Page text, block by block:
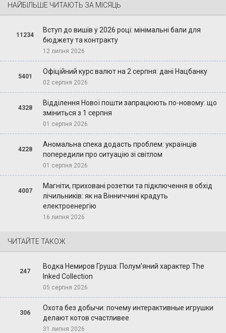
НАЙБІЛЬШЕ ЧИТАЮТЬ ЗА МІСЯЦЬ
11234
Вступ до вишів у 2026 році: мінімальні бали для
бюджету та контракту
12 липня 2026
5401
Офіційний курс валют на 2 серпня: дані Нацбанку
02 серпня 2026
4328
Відділення Нової пошти запрацюють по-новому: що
зміниться з 1 серпня
01 серпня 2026
4228
Аномальна спека додасть проблем: українців
попередили про ситуацію зі світлом
01 серпня 2026
4007
Магніти, приховані розетки та підключення в обхід
лічильників: як на Вінниччині крадуть
електроенергію
16 липня 2026
ЧИТАЙТЕ ТАКОЖ
247
Водка Немиров Груша: Полум'яний характер The
Inked Collection
05 серпня 2026
306
Охота без добычи: почему интерактивные игрушки
делают котов счастливее
31 липня 2026